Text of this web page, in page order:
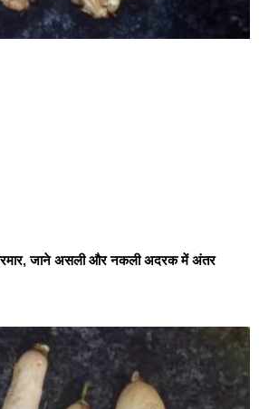
जाने असली और नकली अदरक में अंतर